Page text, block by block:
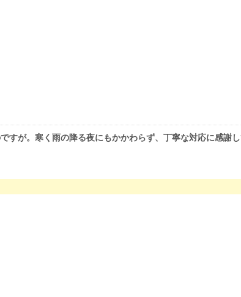
すが。寒く雨の降る夜にもかかわらず、丁寧な対応に感謝